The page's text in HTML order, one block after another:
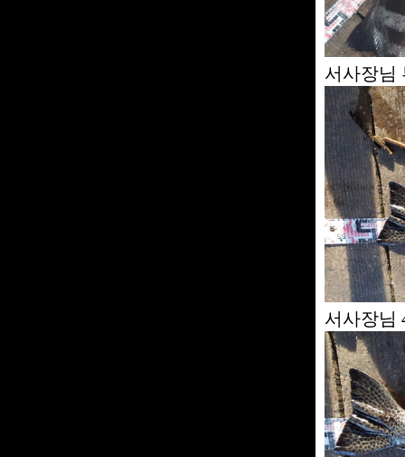
서사장님
서사장님